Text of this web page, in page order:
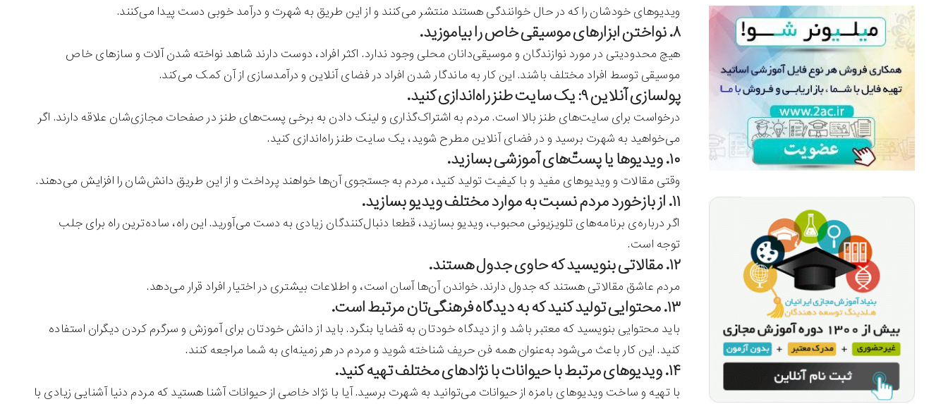
ویدیوهای خودشان را که در حال خوانندگی هستند منتشر می‌کنند و از این طریق به شهرت و درآمد خوبی دست پیدا می‌کنند.
۸. نواختن ابزارهای موسیقی خاص را بیاموزید.
هیچ محدودیتی در مورد نوازندگان و موسیقی‌دانان محلی وجود ندارد. اکثر افراد، دوست دارند شاهد نواخته شدن آلات و سازهای خاص
موسیقی توسط افراد مختلف باشند. این کار به ماندگار شدن افراد در فضای آنلاین و درآمدسازی از آن کمک می‌کند.
پولسازی آنلاین ۹: یک سایت طنز راه‌اندازی کنید.
درخواست برای سایت‌های طنز بالا است. مردم به اشتراک‌گذاری و لینک دادن به برخی پست‌های طنز در صفحات مجازی‌شان علاقه دارند. اگر
می‌خواهید به شهرت برسید و در فضای آنلاین مطرح شوید، یک سایت طنز راه‌اندازی کنید.
۱۰. ویدیوها یا پست‌ّهای آموزشی بسازید.
وقتی مقالات و ویدیوهای مفید و با کیفیت تولید کنید، مردم به جستجوی آن‌ها خواهند پرداخت و از این طریق دانش‌شان را افزایش می‌دهند.
۱۱. از بازخورد مردم نسبت به موارد مختلف ویدیو بسازید.
اگر درباره‌ی برنامه‌های تلویزیونی محبوب، ویدیو بسازید، قطعا دنبال‌کنندگان زیادی به دست می‌آورید. این راه، ساده‌ترین راه برای جلب
توجه است.
۱۲. مقالاتی بنویسید که حاوی جدول هستند.
مردم عاشق مقالاتی هستند که جدول دارند. خواندن آن‌ها آسان است، و اطلاعات بیشتری در اختیار افراد قرار می‌دهد.
۱۳. محتوایی تولید کنید که به دیدگاه فرهنگی‌تان مرتبط است.
باید محتوایی بنویسید که معتبر باشد و از دیدگاه خودتان به قضایا بنگرد. باید از دانش خودتان برای آموزش و سرگرم کردن دیگران استفاده
کنید. این کار باعث می‌شود به‌عنوان همه فن حریف شناخته شوید و مردم در هر زمینه‌ای به شما مراجعه کنند.
۱۴. ویدیوهای مرتبط با حیوانات با نژادهای مختلف تهیه کنید.
با تهیه و ساخت ویدیوهای بامزه از حیوانات می‌توانید به شهرت برسید. آیا با نژاد خاصی از حیوانات آشنا هستید که مردم دنیا آشنایی زیادی با